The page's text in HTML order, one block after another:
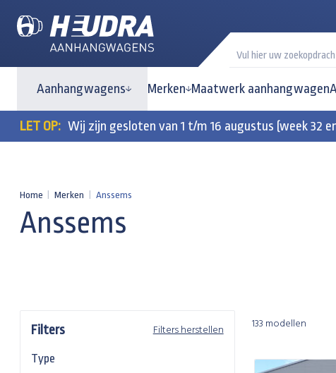
Aanhangwagens Merken Maatwerk aanhangwagen
LET OP: Wij zijn gesloten van 1 t/m 16 augustus (week 32
Home Merken Anssems
Anssems
Filters Filters herstellen
Type
133 modellen